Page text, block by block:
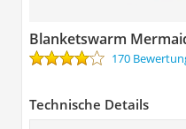
Blanketswarm
170
Technische Details